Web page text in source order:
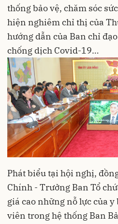
thống bảo vệ, chăm sóc
hiện nghiêm chỉ thị của
hướng dẫn của Ban chỉ
chống dịch Covid-19…
Phát biểu tại hội nghị,
Chính - Trưởng Ban Tổ
giá cao những nỗ lực của y
viên trong hệ thống Ban